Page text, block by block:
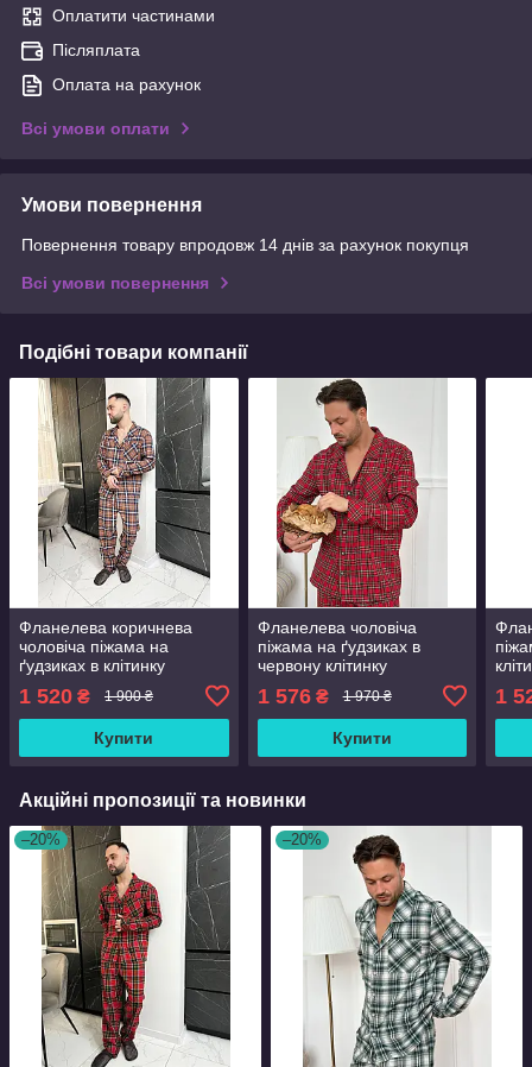
Оплатити частинами
Післяплата
Оплата на рахунок
Всі умови оплати
Умови повернення
Повернення товару впродовж 14 днів за рахунок покупця
Всі умови повернення
Подібні товари компанії
Фланелева коричнева
чоловіча піжама на
ґудзиках в клітинку
1 520 ₴ 1 900 ₴
Купити
Фланелева чоловіча
піжама на ґудзиках в
червону клітинку
1 576₴ 1 970 ₴
Купити
1
Акційні пропозиції та новинки
–20% –20%